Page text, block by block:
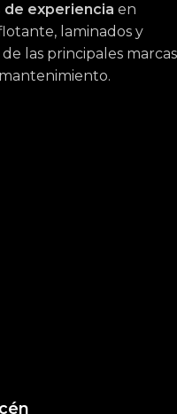
de experiencia en
laminados y
las principales marcas